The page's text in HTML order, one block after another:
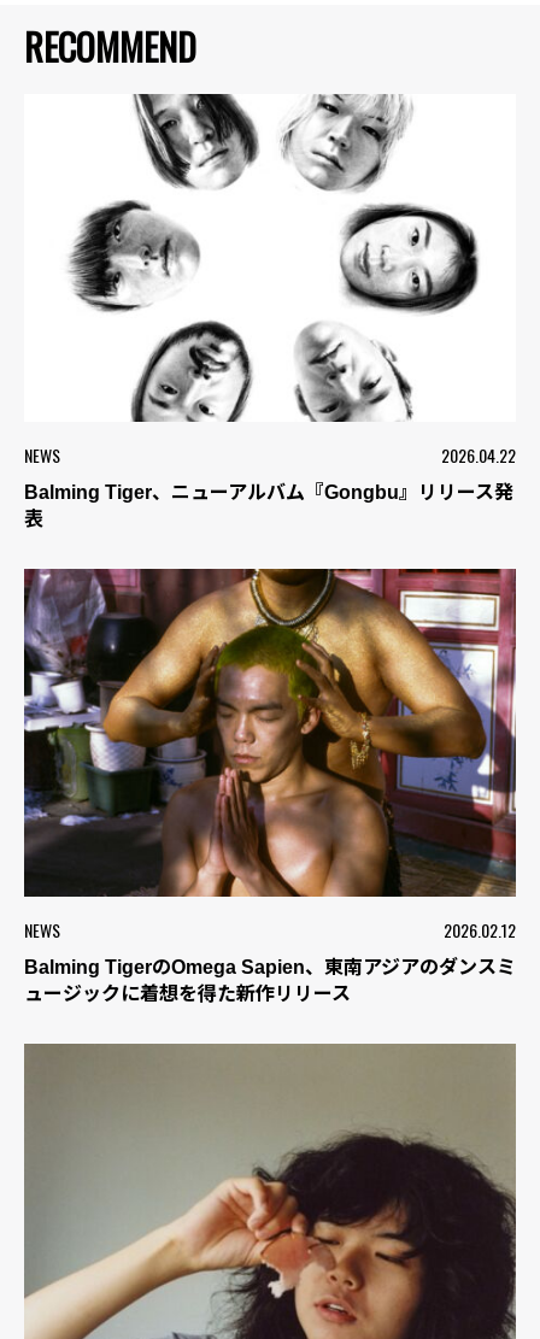
RECOMMEND
NEWS 2026.04.22
Balming Tiger、ニューアルバム『Gongbu』リリース発
表
NEWS 2026.02.12
Balming TigerのOmega Sapien、東南アジアのダンスミ
ュージックに着想を得た新作リリース